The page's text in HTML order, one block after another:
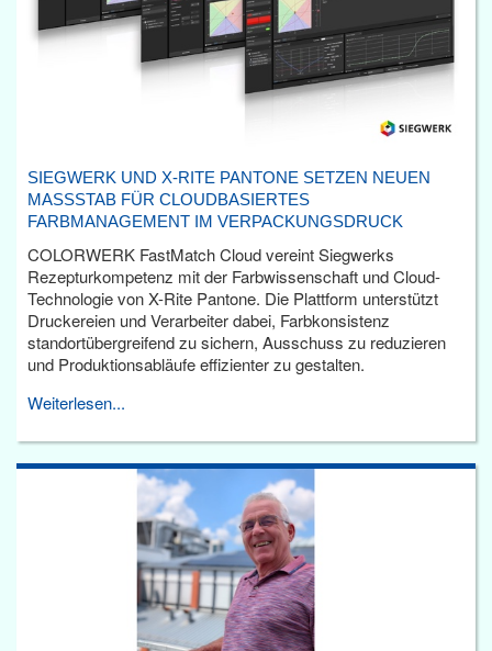
SIEGWERK UND X-RITE PANTONE SETZEN NEUEN
MASSSTAB FÜR CLOUDBASIERTES F
ARBMANAGEMENT IM VERPACKUNGSDRUCK
COLORWERK FastMatch Cloud vereint Siegwerks
Rezepturkompetenz mit der Farbwissenschaft und Cloud-
Technologie von X-Rite Pantone. Die Plattform unterstützt
Druckereien und Verarbeiter dabei, Farbkonsistenz
standortübergreifend zu sichern, Ausschuss zu reduzieren
und Produktionsabläufe effizienter zu gestalten.
Weiterlesen...